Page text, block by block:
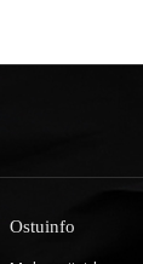
Ostuinfo